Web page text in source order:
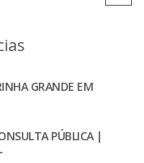
GRANDE EM
PÚBLICA |